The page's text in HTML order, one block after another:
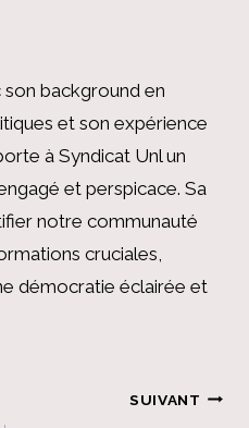
son background en
et son expérience
à Syndicat Unl un
et perspicace. Sa
notre communauté
cruciales,
démocratie éclairée et
SUIVANT